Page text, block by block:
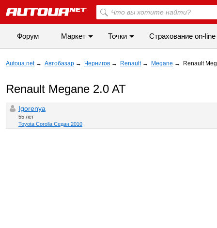
Форум Маркет Точки Cтрахование on-line
Autoua.net → Автобазар → Чернигов → Renault → Megane → Renault
Renault Megane 2.0 AT
Igorenya
55 лет
Toyota Corolla Седан 2010